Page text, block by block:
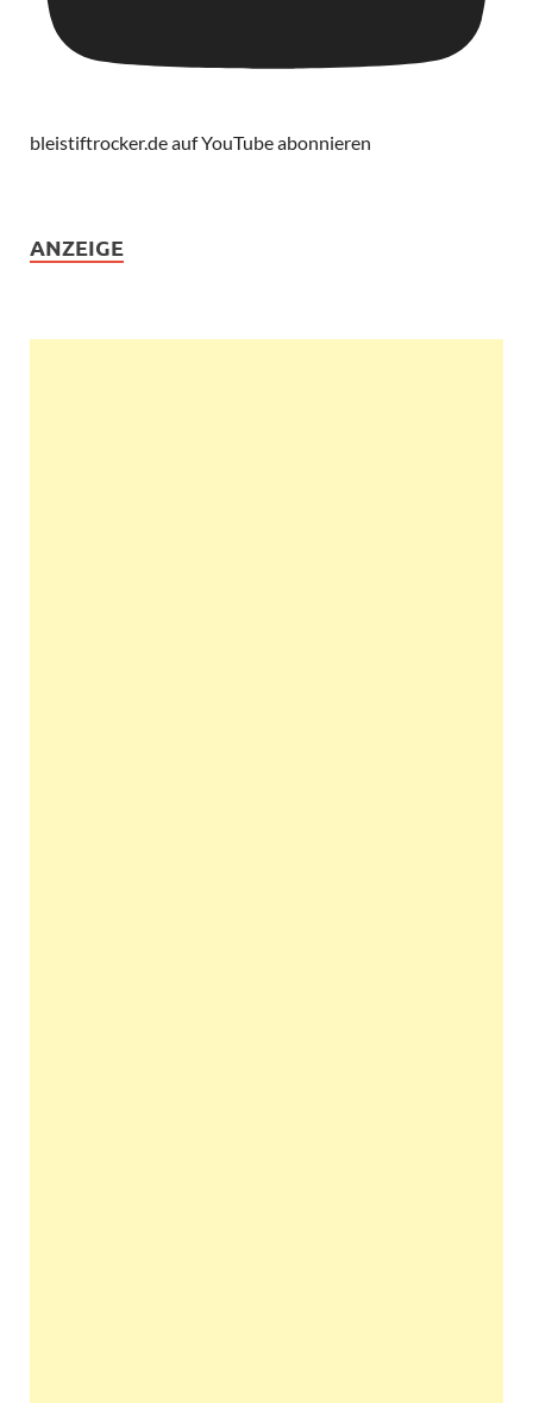
bleistiftrocker.de auf YouTube abonnieren
ANZEIGE